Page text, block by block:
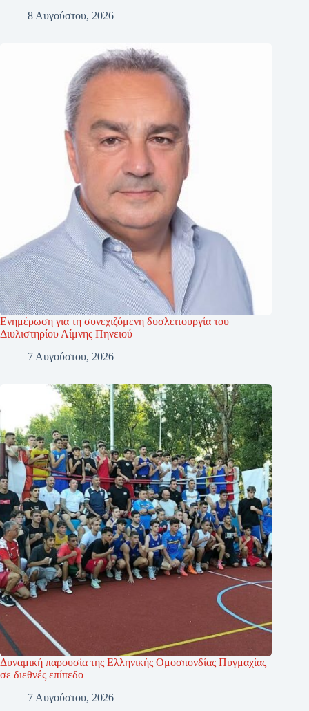
8 Αυγούστου, 2026
Ενημέρωση για τη συνεχιζόμενη δυσλειτουργία του
Διυλιστηρίου Λίμνης Πηνειού
7 Αυγούστου, 2026
Δυναμική παρουσία της Ελληνικής Ομοσπονδίας Πυγμαχίας
σε διεθνές επίπεδο
7 Αυγούστου, 2026